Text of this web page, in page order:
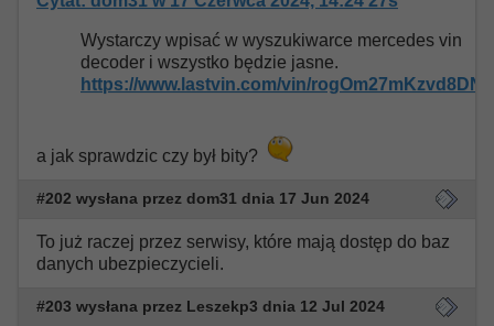
Wystarczy wpisać w wyszukiwarce mercedes vin
decoder i wszystko będzie jasne.
https://www.lastvin.com/vin/
a jak sprawdzic czy był bity?
#202 wysłana przez dom31 dnia 17 Jun 2024
To już raczej przez serwisy, które mają dostęp do baz
danych ubezpieczycieli.
#203 wysłana przez Leszekp3 dnia 12 Jul 2024